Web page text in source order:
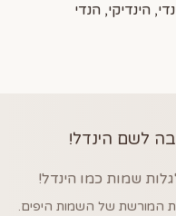
הינדיקי, הנדי
לשם הינדל!
שמות כמו הינדל!
המורשת של השמות היפים.